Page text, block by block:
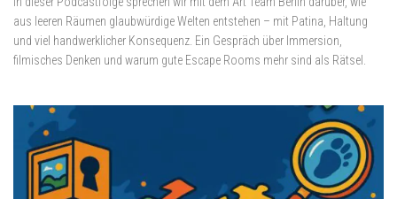
aus leeren Räumen glaubwürdige Welten entstehen – mit Patina, Haltung
und viel handwerklicher Konsequenz. Ein Gespräch über Immersion,
filmisches Denken und warum gute Escape Rooms mehr sind als Rätsel.